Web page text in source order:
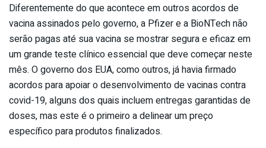
Diferentemente do que acontece em outros acordos de
vacina assinados pelo governo, a Pfizer e a BioNTech não
serão pagas até sua vacina se mostrar segura e eficaz em
um grande teste clínico essencial que deve começar neste
mês. O governo dos EUA, como outros, já havia firmado
acordos para apoiar o desenvolvimento de vacinas contra
covid-19, alguns dos quais incluem entregas garantidas de
doses, mas este é o primeiro a delinear um preço
específico para produtos finalizados.